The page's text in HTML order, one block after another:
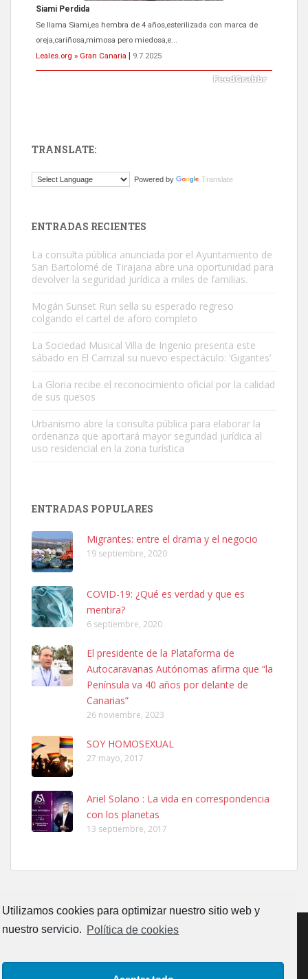
Utilizamos cookies para optimizar nuestro sitio web y
nuestro servicio. Política de cookies
ADOPCIÓN URGENTE GATA TEROR GRAN CANARIA
El ayuntamiento se va a llevar a Los Gatos callejeros de la zona los
próximos días, ella incluida...
Leales.org » Gran Canaria
9.7.2025
Este gato macho ha aparecido en la calle hace menos de un mes,
Adopción urgente
Busco adopción responsable para mi perra. Pastor alemán,
hembra, 4 años. Por motivos personales ...
Leales.org » Gran Canaria
Ninfa perdida
El día 5 se los perdió una ninfa papillera, asustada tiene miedo a la
calle, se perdió por la zon...
Leales.org » Gran Canaria
6.7.2025
Adopcion
Busco casa de acogida para mi perrita ya que por temas de trabajo
no la puedo tener. Solo gente r...
Gata joven encontrada
Gata joven encontrada en zona calle San Bernardo de Las Palmas
TRANSLATE:
Powered by Translate
ENTRADAS RECIENTES
La consulta pública anunciada por el Ayuntamiento de
San Bartolomé de Tirajana abre una oportunidad para
devolver la seguridad jurídica a miles de familias.
Mogán Sunset Run sella su esperado regreso
colgando el cartel de aforo completo
La Sociedad Musical Villa de Ingenio presenta este
sábado en El Carrizal su nuevo espectáculo: ‘Gigantes’
La Gloria recibe el reconocimiento oficial por la calidad
de sus quesos
Urbanismo abre la consulta pública para elaborar la
ordenanza que aportará mayor seguridad jurídica al
uso residencial en la zona turística
ENTRADAS POPULARES
Migrantes: entre el drama y el negocio
19 septiembre, 2020
COVID-19: ¿Qué es verdad y que es
mentira?
6 septiembre, 2020
El presidente de la Plataforma de
Autocaravanas Autónomas afirma que “la
Península va 40 años por delante de
Canarias”
26 noviembre, 2023
SOY HOMOSEXUAL
27 mayo, 2017
Ariel Solano : La vida en correspondencia
con los planetas
13 septiembre, 2017